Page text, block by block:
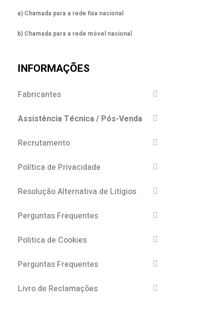
a) Chamada para a rede fixa nacional
b) Chamada para a rede móvel nacional
INFORMAÇÕES
Fabricantes
Assistência Técnica / Pós-Venda
Recrutamento
Política de Privacidade
Resolução Alternativa de Litígios
Perguntas Frequentes
Politica de Cookies
Perguntas Frequentes
Livro de Reclamações